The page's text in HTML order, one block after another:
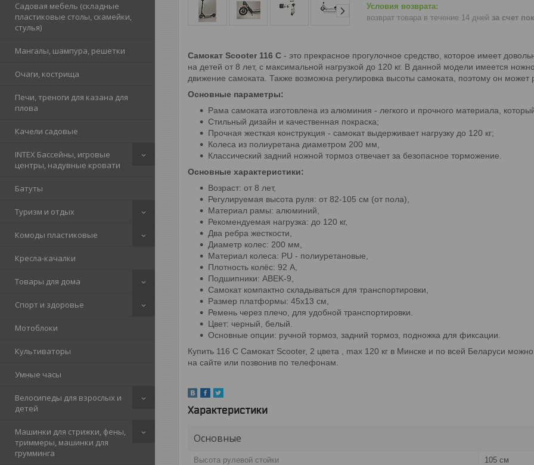
Садовая мебель (складные
пластиковые столы, скамейки,
стулья)
Мангалы, шампура, решетки
Очаги, кострища
Печи, треноги для казана для
плова
Качели садовые
INTEX Бассейны, игровые
центры, надувные кровати
Батуты
Туризм и отдых
Комоды пластиковые
Кресла-качалки
Товары для дома
Спорт и здоровье
Мотоблоки
Культиваторы
Умные часы
Велосипеды для взрослых и
детей
Машинки для стрижки, фены,
триммеры, машинки для
грумминга
возврат товара в течение 14 дней за счет
Самокат Scooter 116 С - это прекрасное прогулочное средство, которое имеет
на детей от 8 лет, с максимальной нагрузкой до 120 кг. В данной модели имеется
движение самоката. Также возможна регулировка высоты самоката, поэтому он может
Основные параметры:
Рама самоката изготовлена из алюминия - легкого и прочного материала,
Стильный дизайн и качественная покраска;
Прочная жесткая конструкция - самокат выдерживает нагрузку до 120 кг;
Колеса из полиуретана диаметром 200 мм,
Классический задний ножной тормоз отвечает за безопасное торможение.
Основные характеристики:
Возраст: от 8 лет,
Регулируемая высота руля: от 82-105 см (от пола),
Материал рамы: алюминий,
Рекомендуемая нагрузка: до 120 кг,
Два ребра жесткости,
Диаметр колес: 200 мм,
Материал колеса: PU - полиуретановые,
Плотность колёс: 92 А,
Подшипники: ABEK-9,
Самокат компактно складываться для транспортировки,
Размер платформы: 45х13 см,
Ремень через плечо, для удобной транспортировки.
Цвет: черный, белый.
Основные опции: ручной тормоз, задний тормоз, подножка для фиксации.
Купить 116 С Самокат Scooter, 2 цвета , max 120 кг в Минске и по всей Беларуси
на сайте или позвонив по телефонам.
Характеристики
Основные
Высота рулевой стойки 105 см